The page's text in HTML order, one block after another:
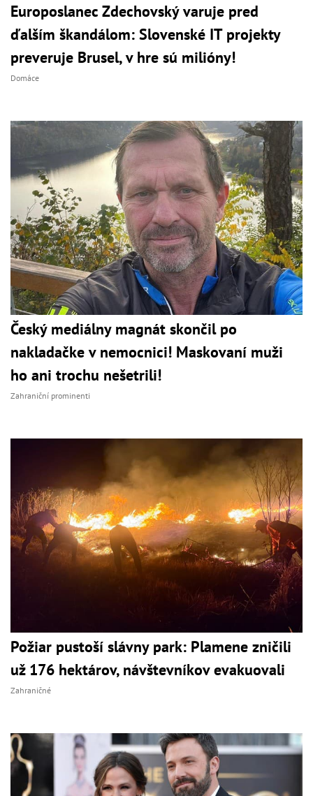
Europoslanec Zdechovský varuje pred
ďalším škandálom: Slovenské IT projekty
preveruje Brusel, v hre sú milióny!
Domáce
Český mediálny magnát skončil po
nakladačke v nemocnici! Maskovaní muži
ho ani trochu nešetrili!
Zahraniční prominenti
Požiar pustoší slávny park: Plamene zničili
už 176 hektárov, návštevníkov evakuovali
Zahraničné